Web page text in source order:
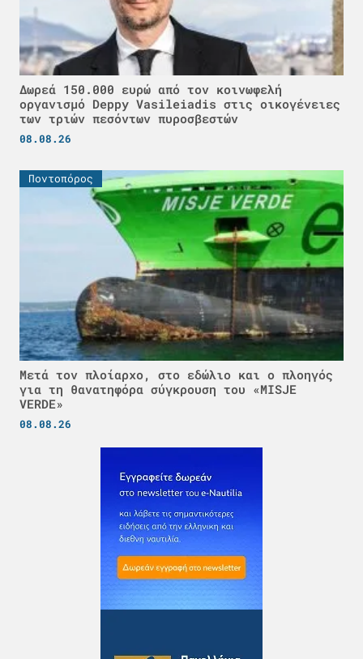
Δωρεά 150.000 ευρώ από τον κοινωφελή
οργανισμό Deppy Vasileiadis στις οικογένειες
των τριών πεσόντων πυροσβεστών
08.08.26
Ποντοπόρος
Μετά τον πλοίαρχο, στο εδώλιο και ο πλοηγός
για τη θανατηφόρα σύγκρουση του «MISJE
VERDE»
08.08.26